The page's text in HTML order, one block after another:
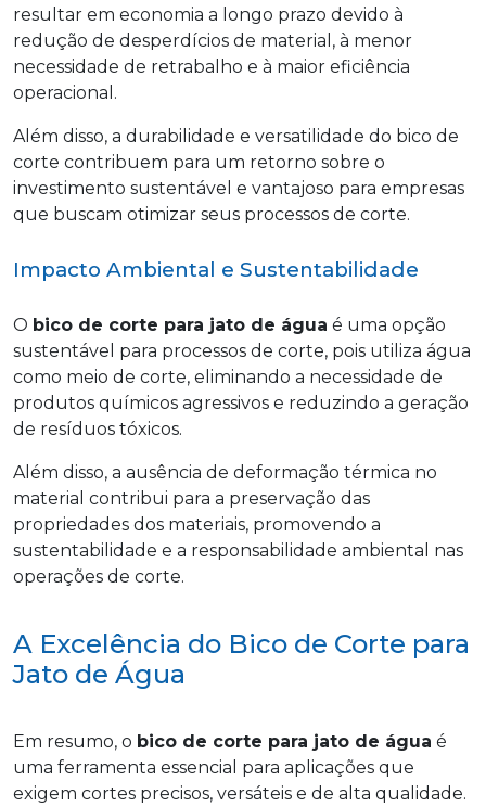
resultar em economia a longo prazo devido à
redução de desperdícios de material, à menor
necessidade de retrabalho e à maior eficiência
operacional.
Além disso, a durabilidade e versatilidade do bico de
corte contribuem para um retorno sobre o
investimento sustentável e vantajoso para empresas
que buscam otimizar seus processos de corte.
Impacto Ambiental e Sustentabilidade
O bico de corte para jato de água é uma opção
sustentável para processos de corte, pois utiliza água
como meio de corte, eliminando a necessidade de
produtos químicos agressivos e reduzindo a geração
de resíduos tóxicos.
Além disso, a ausência de deformação térmica no
material contribui para a preservação das
propriedades dos materiais, promovendo a
sustentabilidade e a responsabilidade ambiental nas
operações de corte.
A Excelência do Bico de Corte para
Jato de Água
Em resumo, o bico de corte para jato de água é
uma ferramenta essencial para aplicações que
exigem cortes precisos, versáteis e de alta qualidade.